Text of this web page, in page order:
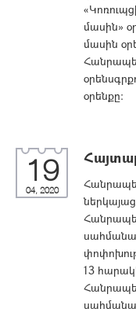
մասին»
մասին
օրենքը:
19
04, 2020
13